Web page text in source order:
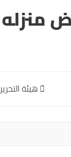
منزله
هيئة التحرير